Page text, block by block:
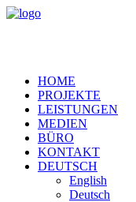
HOME
PROJEKTE
LEISTUNGEN
MEDIEN
BÜRO
KONTAKT
DEUTSCH
English
Deutsch